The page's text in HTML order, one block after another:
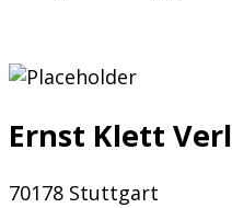
Ernst Klett
70178 Stuttgart